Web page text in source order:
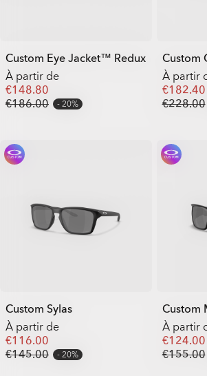
Custom Eye Jacket™ Redux
À partir de
€148.80
€186.00
20%
Custom
À partir
€182.40
€228.00
Custom Sylas
À partir de
€116.00
€145.00
20%
Custom
À partir
€124.00
€155.00